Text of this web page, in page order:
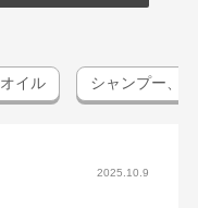
オイル シャンプー、
2025.10.9